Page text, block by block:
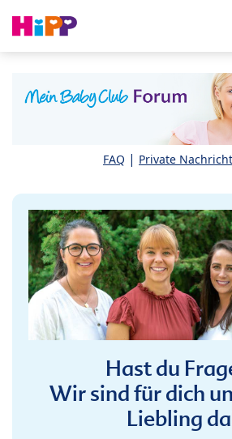
FAQ | Private
Hast du
Wir sind für dich
Liebling